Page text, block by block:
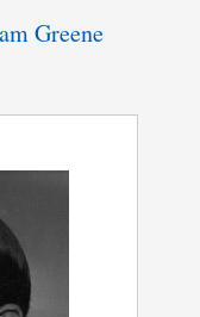
Greene